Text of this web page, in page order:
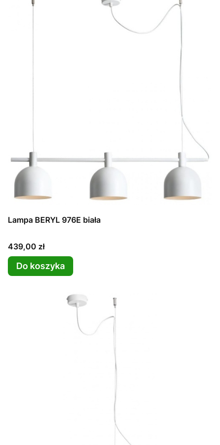
Lampa BERYL 976E biała
Cena
439,00 zł
Do koszyka